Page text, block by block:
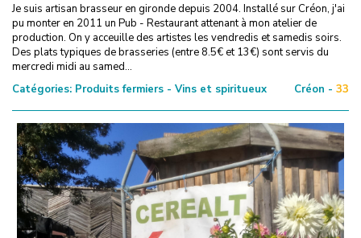
Je suis artisan brasseur en gironde depuis 2004. Installé sur Créon, j'ai
pu monter en 2011 un Pub - Restaurant attenant à mon atelier de
production. On y acceuille des artistes les vendredis et samedis soirs.
Des plats typiques de brasseries (entre 8.5€ et 13€) sont servis du
mercredi midi au samed...
Catégories: Produits fermiers - Vins et spiritueux Créon - 33